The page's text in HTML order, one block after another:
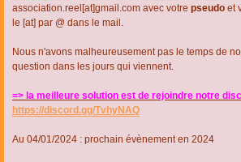
association.reel[at]gmail.com avec votre pseudo et
le [at] par @ dans le mail.
Nous n'avons malheureusement pas le temps de
question dans les jours qui viennent.
=> la meilleure solution est de rejoindre notre
https://discord.gg/TvhyNAQ
Au 04/01/2024 : prochain évènement en 2024